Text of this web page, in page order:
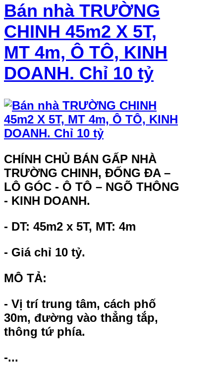
Bán nhà TRƯỜNG
CHINH 45m2 X 5T,
MT 4m, Ô TÔ, KINH
DOANH. Chỉ 10 tỷ
CHÍNH CHỦ BÁN GẤP NHÀ
TRƯỜNG CHINH, ĐỐNG ĐA –
LÔ GÓC - Ô TÔ – NGÕ THÔNG
- KINH DOANH.
- DT: 45m2 x 5T, MT: 4m
- Giá chỉ 10 tỷ.
MÔ TẢ:
- Vị trí trung tâm, cách phố
30m, đường vào thẳng tắp,
thông tứ phía.
-...